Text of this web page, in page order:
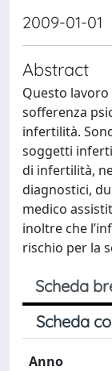
2009-01-01
Abstract
Questo
sofferenza
infertilità.
soggetti
di infertilità,
diagnostici,
medico
inoltre che
rischio per la
Scheda
Scheda
Anno